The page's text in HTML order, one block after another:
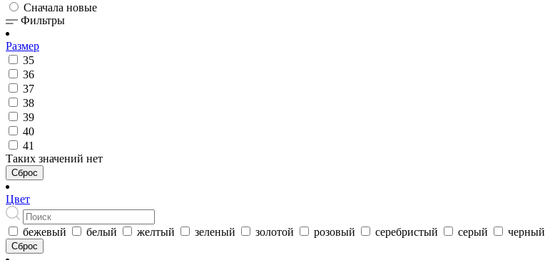
Сначала новые
Фильтры
Размер
35
36
37
38
39
40
41
Таких значений нет
Сброс
Цвет
бежевый белый желтый зеленый золотой розовый серебристый серый черный
Сброс